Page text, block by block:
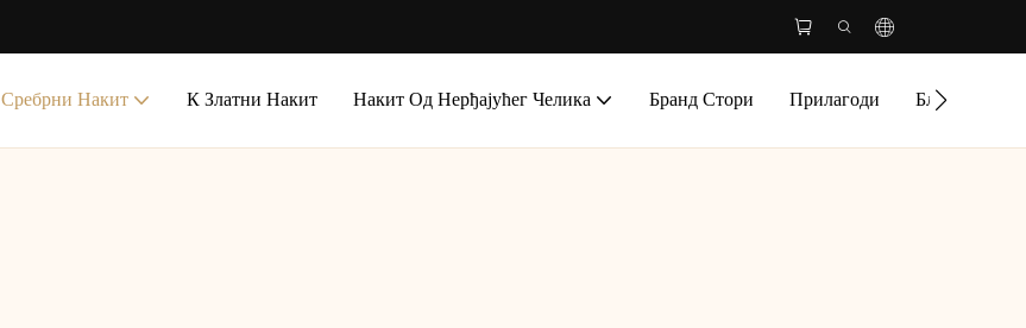
Сребрни Накит К Златни Накит Накит Од Нерђајућег Челика Бранд Стори Прилагоди Блог